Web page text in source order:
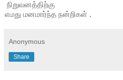
நிறுவனத்திற்கு
எமது மனமார்ந்த நன்றிகள் .
Anonymous
Share